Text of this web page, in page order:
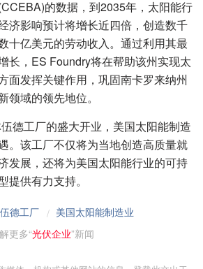
的数据，到2035年，太阳能行
济影响预计将增长近四倍，创造数千
十亿美元的劳动收入。通过利用其最
长，ES Foundry将在帮助该州实现太
面发挥关键作用，巩固南卡罗来纳州
领域的领先地位。
德工厂的盛大开业，美国太阳能制造
。该工厂不仅将为当地创造高质量就
发展，还将为美国太阳能行业的可持
提供有力支持。
德工厂 / 美国太阳能制造业
更多“光伏企业”新闻